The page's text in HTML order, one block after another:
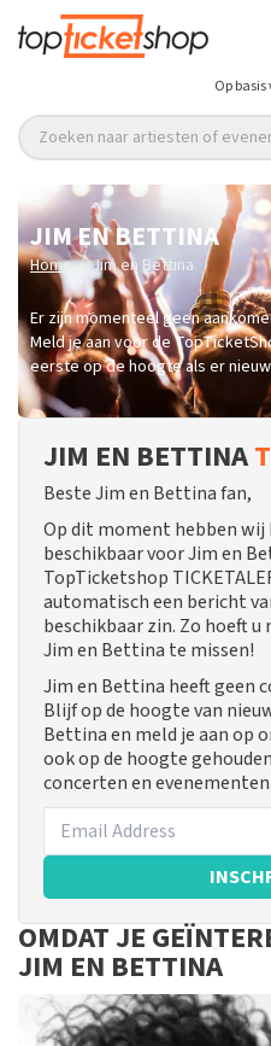
Op basis
Zoeken naar artiesten of
JIM EN BETTINA
Home / Jim en Bettina
Er zijn momenteel geen
Meld je aan voor de
eerste op de hoogte als er
JIM EN BETTINA
Beste Jim en Bettina fan,
Op dit moment hebben wij
beschikbaar voor Jim en
TopTicketshop
automatisch een bericht
beschikbaar zin. Zo hoeft
Jim en Bettina te missen!
Jim en Bettina heeft geen
Blijf op de hoogte van
Bettina en meld je aan op
ook op de hoogte
concerten en evenementen.
OMDAT JE
JIM EN BETTINA